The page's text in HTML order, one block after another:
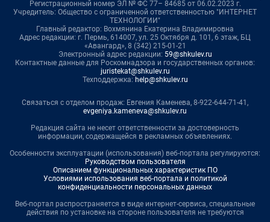
Регистрационный номер ЭЛ № ФС 77– 84685 от 06.02.2023 г.
Учредитель: Общество с ограниченной ответственностью "ИНТЕРНЕТ
ТЕХНОЛОГИИ"
Главный редактор: Вохмянина Екатерина Владимировна
Адрес редакции: г. Пермь, 614007, ул. 25 Октября д. 101, 6 этаж, БЦ
«Авангард», 8 (342) 215-01-21
Электронный адрес редакции: 59@shkulev.ru
Контактные данные для Роскомнадзора и государственных органов:
juristekat@shkulev.ru
Техподдержка: help@shkulev.ru
Связаться с отделом продаж: Евгения Каменева, 8-922-644-71-41,
evgeniya.kameneva@shkulev.ru
Редакция сайта не несет ответственности за достоверность
информации, содержащейся в рекламных объявлениях.
Особенности эксплуатации (использования) веб-портала регулируются:
Руководством пользователя
Описанием функциональных характеристик ПО
Условиями использования веб-портала и политикой
конфиденциальности персональных данных
Веб-портал распространяется в виде интернет-сервиса, специальные
действия по установке на стороне пользователя не требуются